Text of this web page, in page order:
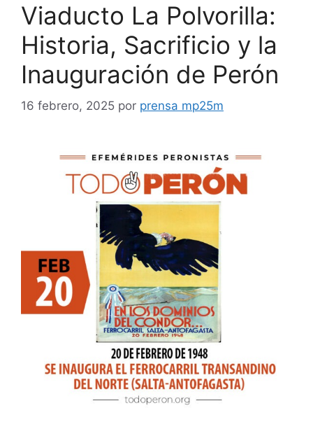
Viaducto La Polvorilla:
Historia, Sacrificio y la
Inauguración de Perón
16 febrero, 2025 por prensa mp25m